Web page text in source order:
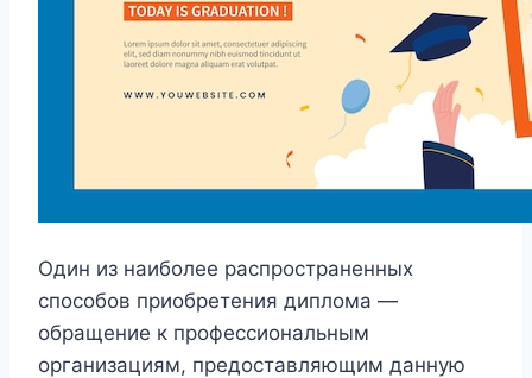
Один из наиболее распространенных
способов приобретения диплома —
обращение к профессиональным
организациям, предоставляющим данную